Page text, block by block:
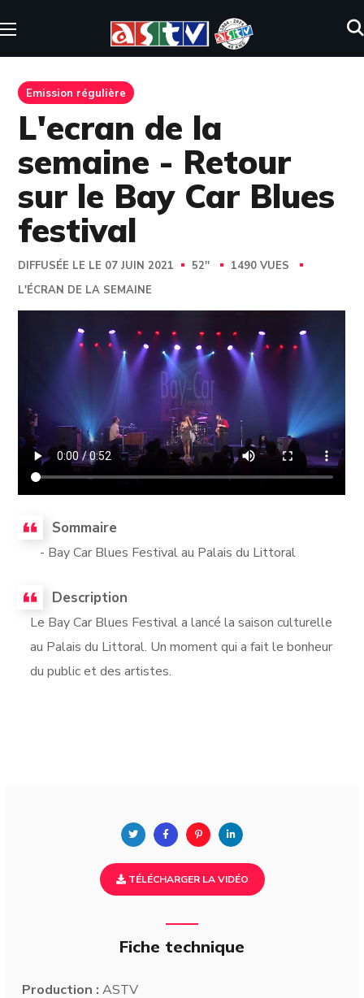
Emission régulière
L'ecran de la
semaine - Retour
sur le Bay Car Blues
festival
DIFFUSÉE LE LE 07 JUIN 2021 52''
1490 VUES
L'ÉCRAN DE LA SEMAINE
Sommaire
- Bay Car Blues Festival au Palais du Littoral
Description
Le Bay Car Blues Festival a lancé la saison culturelle
au Palais du Littoral. Un moment qui a fait le bonheur
du public et des artistes.
TÉLÉCHARGER LA VIDÉO
Fiche technique
Production : ASTV